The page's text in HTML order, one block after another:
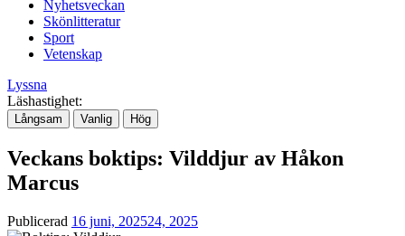
Nyhetsveckan
Skönlitteratur
Sport
Vetenskap
Lyssna
Läshastighet:
Långsam Vanlig Hög
Veckans boktips: Vilddjur av Håkon
Marcus
Publicerad 16 juni, 202524, 2025